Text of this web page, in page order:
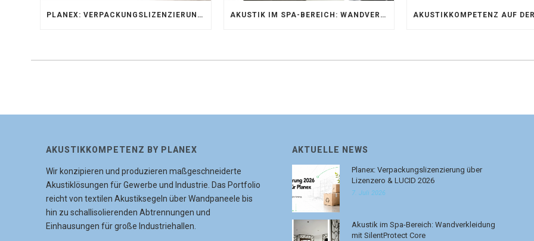
PLANEX: VERPACKUNGSLIZENZIERUNG ÜBER LIZENZERO & LUCID 2026 AKUSTIK IM SPA-BEREICH: WANDVERKLEIDUNG MIT SILENTPROTECT CORE
AKUSTIKKOMPETENZ BY PLANEX
Wir konzipieren und produzieren maßgeschneiderte
Akustiklösungen für Gewerbe und Industrie. Das Portfolio
reicht von textilen Akustiksegeln über Wandpaneele bis
hin zu schallisolierenden Abtrennungen und
Einhausungen für große Industriehallen.
AKTUELLE NEWS
Planex: Verpackungslizenzierung über
Lizenzero & LUCID 2026
7. Juli 2026
Akustik im Spa-Bereich: Wandverkleidung
mit SilentProtect Core